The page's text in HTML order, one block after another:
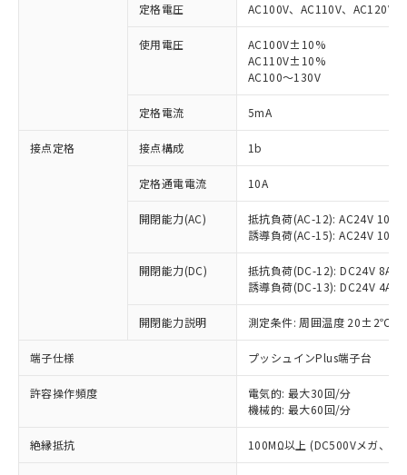
定格電圧 AC100V、AC110V、AC120V
使用電圧
AC100V±10%
AC110V±10%
AC100～130V
定格電流 5mA
接点定格 接点構成 1b
定格通電電流 10A
開閉能力(AC)
抵抗負荷(AC-12): AC24V 10A/
誘導負荷(AC-15): AC24V
開閉能力(DC)
抵抗負荷(DC-12): DC24V 8A/
誘導負荷(DC-13): DC24V 4A/
開閉能力説明 測定条件: 周囲温度 20±2℃、
端子仕様 プッシュインPlus端子台
許容操作頻度
電気的: 最大30回/分
機械的: 最大60回/分
絶縁抵抗 100MΩ以上 (DC500Vメガ、点
ご利用条件
以下の条件をお読みいただき、同意のうえ
本サービスは、当社制御機器事業取扱
商品の当社在庫状況および標準価格
(税抜)を提供させていただくもので
当社制御機器事業取扱商品の中には、
本サービスの対象外となる商品もある
在庫状況および標準価格照会結果は、
記載している更新日時点での社内デー
タに基づき作成されるものであり、閲
覧された時点での実際の在庫および標
※1 対応状況
対応済み：EU RoHS指令（10物質）の
非含有に対応した製品が提供可能な商品で
対応予定：EU RoHS指令（10物質）の非含
有に対応した製品に切り替える予定のある
対応予定なし：EU RoHS指令（10物質）の
非含有に非対応の商品で、対応品を出す予
調査・確認中：EU RoHS指令（10物質）の
非含有の対応状況を調査中または確認中の
非該当品：ライセンス料など無形物で、有
害物質有無と関係のない商品です。
仕入先様の事情により、非含有部品として
いたものが、含有品と判明した場合などや
むを得ず変更することがあります。
鉛(Pb) 1000ppm以下、 水銀(Hg) 1000ppm以下、 カド
※1 中国RoHS○×表
「○」：最大均質材料含有率が中国RoHSの
基準値以下であることを示します。
「×」：最大均質材料含有率が中国RoHSの
基準値を超えていることを示します。
「－」：未確認です。当社販売部門へお問
*中国RoHS10物質の基準値 (GB/T26572)：
Pb(鉛) :1000ppm、 Hg(水銀) : 1000ppm、 Cd(カドミウ
当社は、これら貴社製品のうち、外国
為替および外国貿易法に定める商品
（以下｢規制貨物等」という）を輸出
国政府の輸出許可(または役務取引許